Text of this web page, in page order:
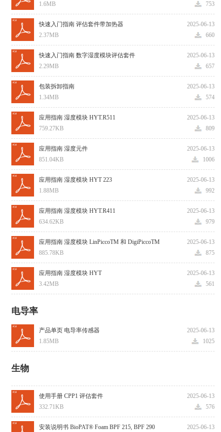
753
1.6MB
2025-06-13
快速入门指南 评估套件带加热器
660
2.37MB
2025-06-13
快速入门指南 数字湿度模块评估套件
657
2.29MB
2025-06-13
包装拆卸指南
574
1.34MB
2025-06-13
应用指南 湿度模块 HYT.R511
809
759.27KB
2025-06-13
应用指南 湿度元件
1006
851.04KB
2025-06-13
应用指南 湿度模块 HYT 223
992
1.88MB
2025-06-13
应用指南 湿度模块 HYT.R411
979
634.62KB
2025-06-13
应用指南 湿度模块 LinPiccoTM 和 DigiPiccoTM
875
885.78KB
2025-06-13
应用指南 湿度模块 HYT
561
3.42MB
电导率
2025-06-13
产品单页 电导率传感器
1025
1.85MB
生物
2025-06-13
使用手册 CPP1 评估套件
576
332.71KB
2025-06-13
安装说明书 BioPAT® Foam BPF 215, BPF 290